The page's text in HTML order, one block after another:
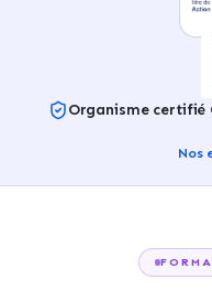
Organisme
Nos